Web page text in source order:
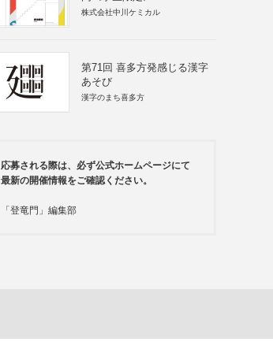
株式会社中川ケミカル
第71回 喜多方発感じる漢字
あそび
漢字のまち喜多方
応募される際は、必ず公式ホームページにて
最新の開催情報をご確認ください。
「登竜門」編集部